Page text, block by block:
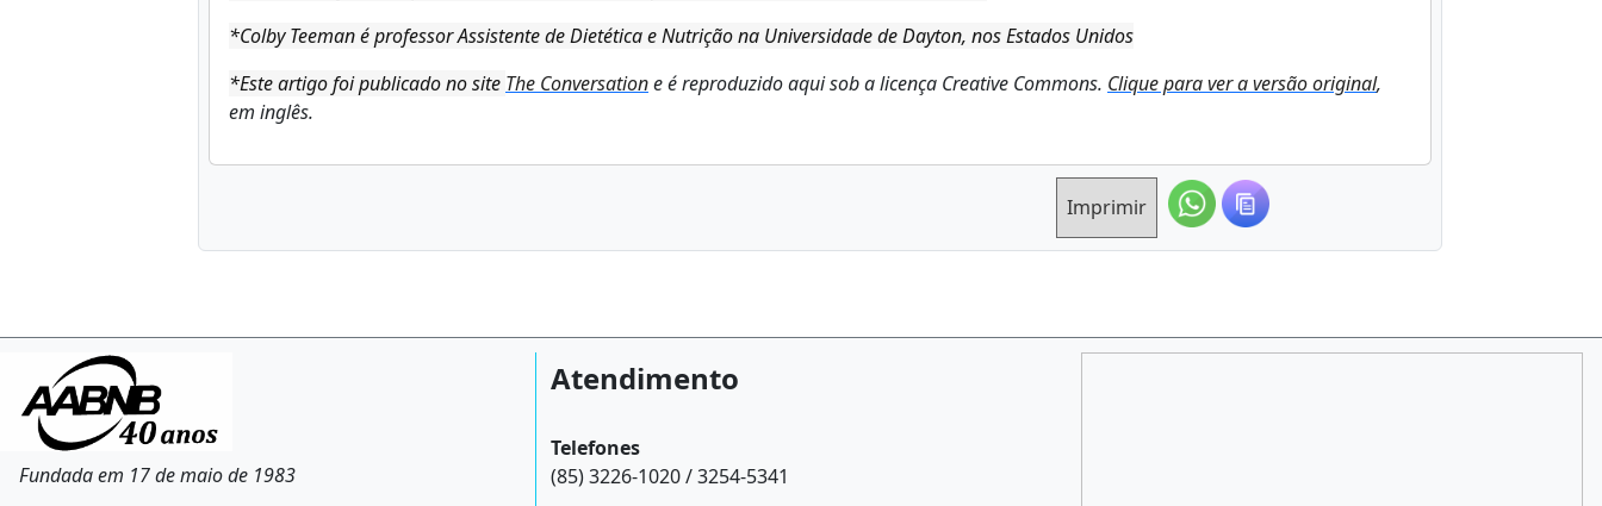
*Colby Teeman é professor Assistente de Dietética e Nutrição na Universidade de Dayton, nos Estados Unidos
*Este artigo foi publicado no site The Conversatione é reproduzido aqui sob a licença Creative Commons. Clique para ver a versão original,
em inglês.
Imprimir
Fundada em 17 de maio de 1983
Atendimento
Telefones
(85) 3226-1020 / 3254-5341